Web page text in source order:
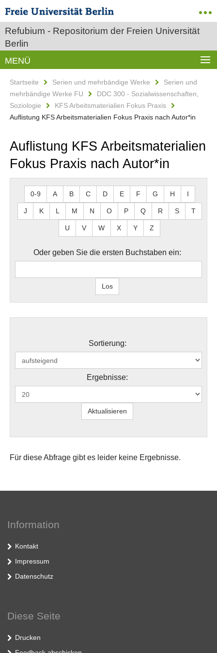
Refubium - Repositorium der Freien Universität
Berlin
MENÜ
Startseite Serien und mehrbändige Werke
Serien und
mehrbändige Werke FU
DDC 300 - Sozialwissenschaften,
Soziologie
KFS Arbeitsmaterialien Fokus Praxis
Auflistung KFS Arbeitsmaterialien Fokus Praxis nach Autor*in
Auflistung KFS Arbeitsmaterialien
Fokus Praxis nach Autor*in
0-9 A B C D E F G H I
J K L M N O P Q R S T
U V W X Y Z
Oder geben Sie die ersten Buchstaben ein:
Sortierung:
Ergebnisse:
Für diese Abfrage gibt es leider keine Ergebnisse.
Information
Kontakt
Impressum
Datenschutz
Diese Seite
Drucken